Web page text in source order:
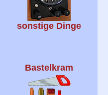
sonstige Dinge
Bastelkram